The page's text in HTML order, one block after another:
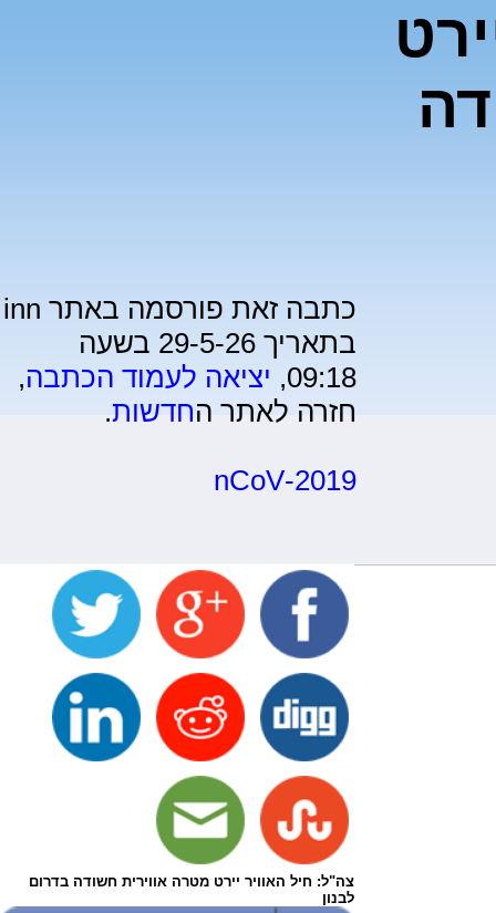
כתבה זאת פורסמה באתר inn
בתאריך 29-5-26 בשעה
09:18, יציאה לעמוד הכתבה,
חזרה לאתר החדשות.
2019-nCoV
צה"ל: חיל האוויר יירט מטרה אווירית חשודה בדרום
לבנון